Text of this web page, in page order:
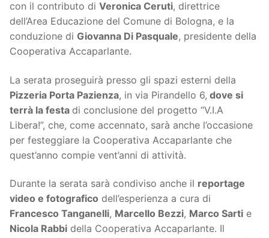
con il contributo di Veronica Ceruti, direttrice
dell’Area Educazione del Comune di Bologna, e la
conduzione di Giovanna Di Pasquale, presidente della
Cooperativa Accaparlante.
La serata proseguirà presso gli spazi esterni della
Pizzeria Porta Pazienza, in via Pirandello 6, dove si
terrà la festa di conclusione del progetto “V.I.A
Libera!”, che, come accennato, sarà anche l’occasione
per festeggiare la Cooperativa Accaparlante che
quest’anno compie vent’anni di attività.
Durante la serata sarà condiviso anche il reportage
video e fotografico dell’esperienza a cura di
Francesco Tanganelli, Marcello Bezzi, Marco Sarti e
Nicola Rabbi della Cooperativa Accaparlante. Il